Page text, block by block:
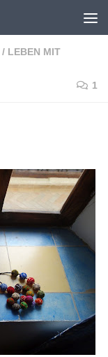
/ LEBEN MIT
1